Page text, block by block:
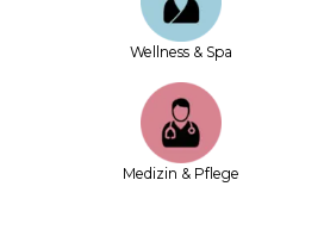
Wellness & Spa
Medizin & Pflege